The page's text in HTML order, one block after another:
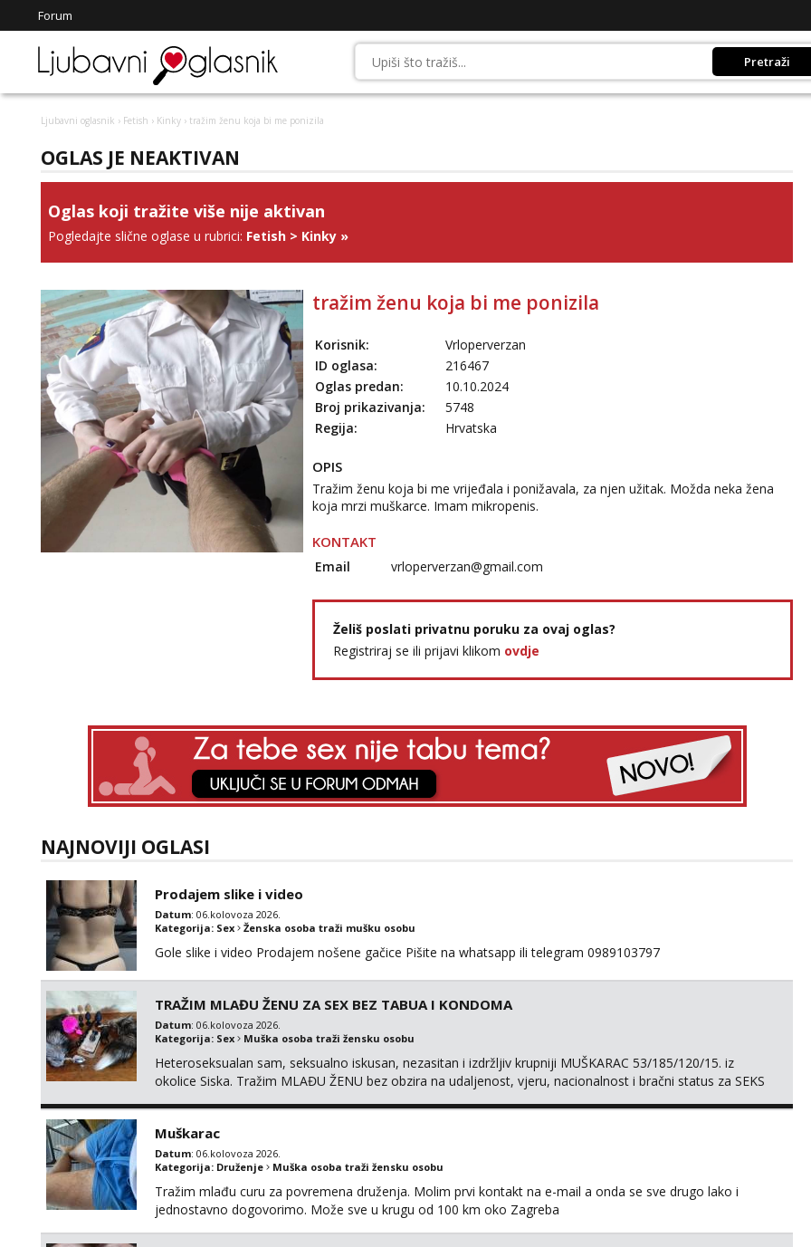
Forum
Pretraži
Ljubavni oglasnik › Fetish › Kinky › tražim ženu koja bi me ponizila
OGLAS JE NEAKTIVAN
Oglas koji tražite više nije aktivan
Pogledajte slične oglase u rubrici: Fetish > Kinky »
tražim ženu koja bi me ponizila
Korisnik:
Vrloperverzan
ID oglasa:
216467
Oglas predan:
10.10.2024
Broj prikazivanja:
5748
Regija:
Hrvatska
OPIS
Tražim ženu koja bi me vrijeđala i ponižavala, za njen užitak. Možda neka žena
koja mrzi muškarce. Imam mikropenis.
KONTAKT
Email vrloperverzan@gmail.com
Želiš poslati privatnu poruku za ovaj oglas?
Registriraj se ili prijavi klikom ovdje
NAJNOVIJI OGLASI
Prodajem slike i video
Datum: 06.kolovoza 2026.
Kategorija: Sex Ženska osoba traži mušku osobu
Gole slike i video Prodajem nošene gačice Pišite na whatsapp ili telegram 0989103797
TRAŽIM MLAĐU ŽENU ZA SEX BEZ TABUA I KONDOMA
Datum: 06.kolovoza 2026.
Kategorija: Sex Muška osoba traži žensku osobu
Heteroseksualan sam, seksualno iskusan, nezasitan i izdržljiv krupniji MUŠKARAC 53/185/120/15. iz
okolice Siska. Tražim MLAĐU ŽENU bez obzira na udaljenost, vjeru, nacionalnost i bračni status za SEKS
ako te...
Muškarac
Datum: 06.kolovoza 2026.
Kategorija: Druženje Muška osoba traži žensku osobu
Tražim mlađu curu za povremena druženja. Molim prvi kontakt na e-mail a onda se sve drugo lako i
jednostavno dogovorimo. Može sve u krugu od 100 km oko Zagreba